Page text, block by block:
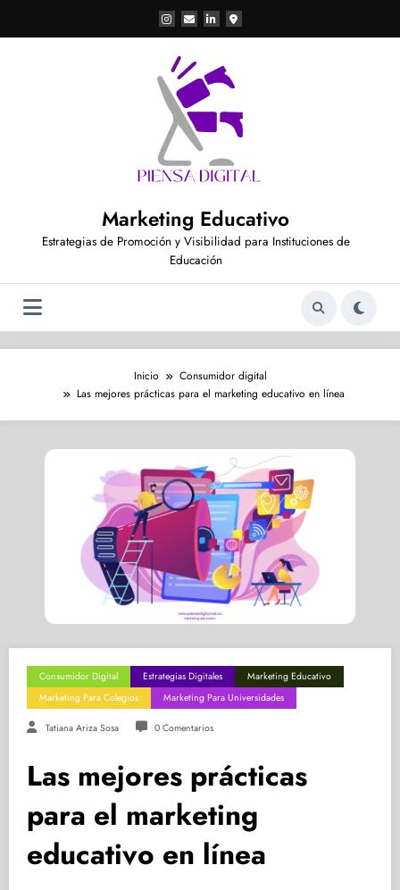
contenido
Marketing Educativo
Estrategias de Promoción y Visibilidad para Instituciones de
Educación
Inicio
Consumidor digital
Las mejores prácticas para el marketing educativo en línea
Consumidor Digital Estrategias Digitales
Marketing Educativo
Marketing Para Colegios
Marketing Para Universidades
Tatiana Ariza Sosa 0 Comentarios
Las mejores prácticas
para el marketing
educativo en línea